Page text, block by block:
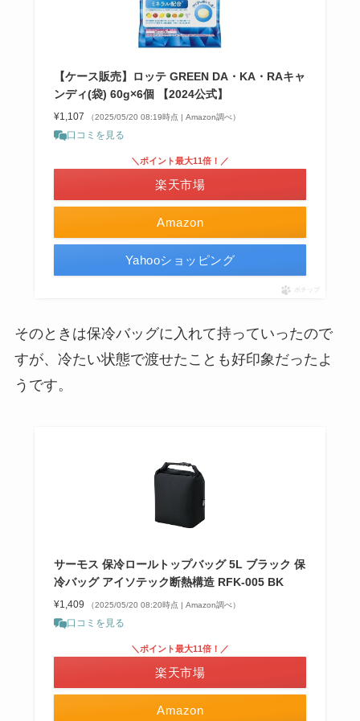
【ケース販売】ロッテ GREEN DA・KA・RAキャ
ンディ(袋) 60g×6個 【2024公式】
¥1,107 （2025/05/20 08:19時点 | Amazon調べ）
口コミを見る
Amazon
＼ポイント最大11倍！／
楽天市場
Yahooショッピング
ポチップ
そのときは保冷バッグに入れて持っていったので
すが、冷たい状態で渡せたことも好印象だったよ
うです。
サーモス 保冷ロールトップバッグ 5L ブラック 保
冷バッグ アイソテック断熱構造 RFK-005 BK
¥1,409 （2025/05/20 08:20時点 | Amazon調べ）
口コミを見る
Amazon
＼ポイント最大11倍！／
楽天市場